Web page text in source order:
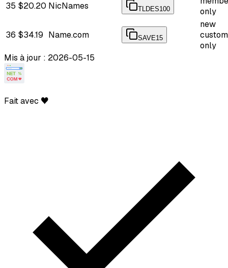
35 $20.20 NicNames TLDES100
only
36 $34.19 Name.com SAVE15
new
only
Mis à jour : 2026-05-15
Fait avec ♥